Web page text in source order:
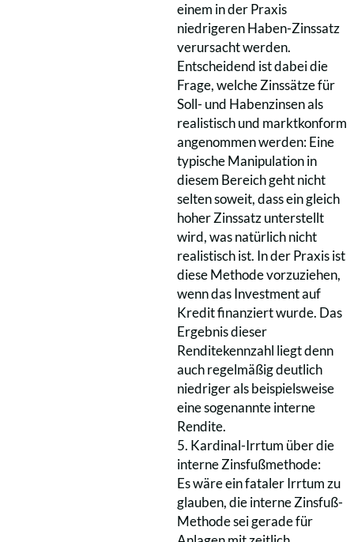
einem in der Praxis
niedrigeren Haben-Zinssatz
verursacht werden.
Entscheidend ist dabei die
Frage, welche Zinssätze für
Soll- und Habenzinsen als
realistisch und marktkonform
angenommen werden: Eine
typische Manipulation in
diesem Bereich geht nicht
selten soweit, dass ein gleich
hoher Zinssatz unterstellt
wird, was natürlich nicht
realistisch ist. In der Praxis ist
diese Methode vorzuziehen,
wenn das Investment auf
Kredit finanziert wurde. Das
Ergebnis dieser
Renditekennzahl liegt denn
auch regelmäßig deutlich
niedriger als beispielsweise
eine sogenannte interne
Rendite.
5. Kardinal-Irrtum über die
interne Zinsfußmethode:
Es wäre ein fataler Irrtum zu
glauben, die interne Zinsfuß-
Methode sei gerade für